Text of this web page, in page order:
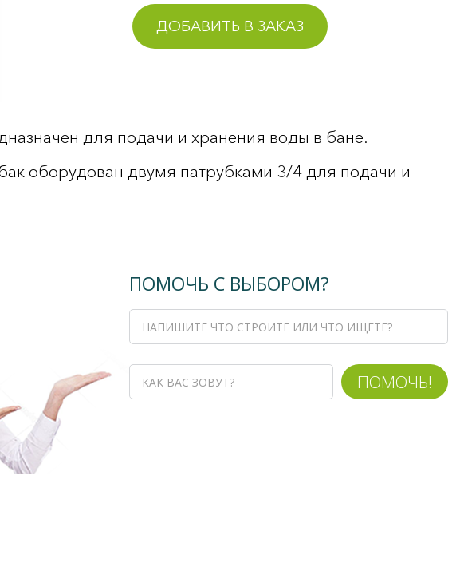
ДОБАВИТЬ В ЗАКАЗ
для подачи и хранения воды в бане.
оборудован двумя патрубками 3/4 для подачи и
ПОМОЧЬ С ВЫБОРОМ?
ПОМОЧЬ!